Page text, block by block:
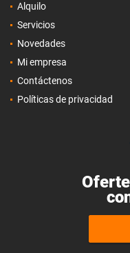
Alquilo
Servicios
Novedades
Mi empresa
Contáctenos
Políticas de privacidad